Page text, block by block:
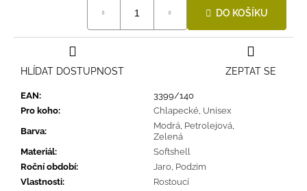
DO KOŠÍKU
EAN:
3399/140
Pro koho: Chlapecké, Unisex
Barva:
Modrá, Petrolejová,
Zelená
Materiál:
Softshell
Roční období: Jaro, Podzim
Vlastnosti: Rostoucí
ZEPTAT SE
HLÍDAT DOSTUPNOST